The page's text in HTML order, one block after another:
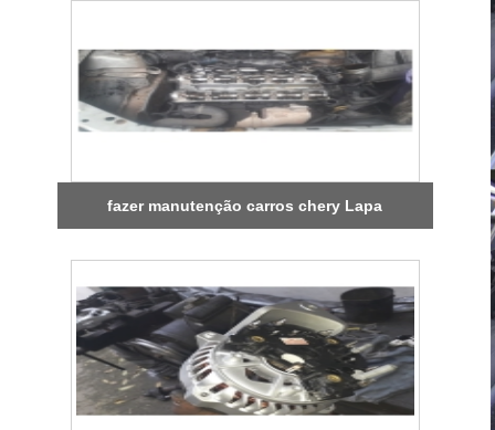
fazer manutenção carros chery Lapa